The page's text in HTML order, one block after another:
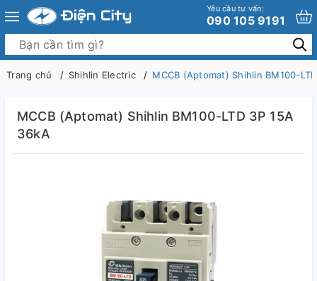
Yêu cầu tư vấn:
090 105 9191
Trang chủ Shihlin Electric MCCB (Aptomat) Shihlin BM100-
MCCB (Aptomat) Shihlin BM100-LTD 3P 15A
36kA